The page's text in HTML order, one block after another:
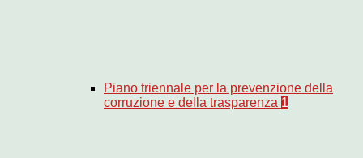
Piano triennale per la prevenzione della
corruzione e della trasparenza 1